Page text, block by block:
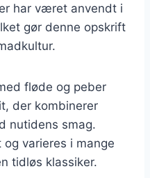
har været anvendt i
gør denne opskrift
fløde og peber
der kombinerer
nutidens smag.
varieres i mange
tidløs klassiker.